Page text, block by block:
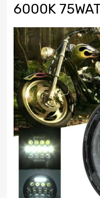
6000K